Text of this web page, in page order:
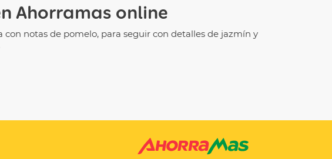
Ahorramas online
notas de pomelo, para seguir con detalles de jazmín y